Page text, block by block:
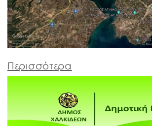
Περισσότερα